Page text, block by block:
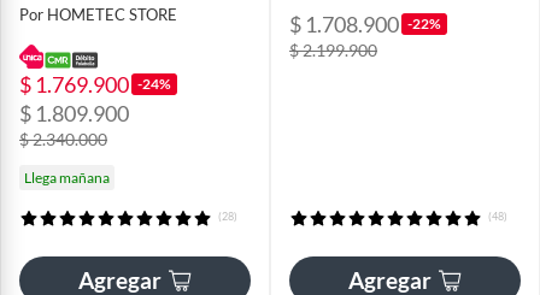
Por HOMETEC STORE
$ 1.769.900 -24%
$ 1.809.900
$ 2.340.000
Llega mañana
(28)
Agregar
$ 1.708.900 -22%
$ 2.199.900
(48)
Agregar